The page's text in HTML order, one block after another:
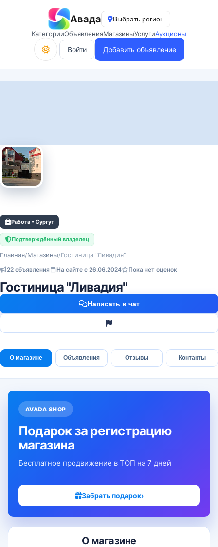
Авада
Выбрать регион
КатегорииОбъявленияМагазиныУслугиАукционы
Войти Добавить объявление
Проверены документы
Работа • Сургут
Подтверждённый владелец
Главная/Магазины/Гостиница "Ливадия"
22 объявления На сайте с 26.06.2024 Пока нет оценок
Гостиница "Ливадия"
Написать в чат
О магазине Объявления Отзывы Контакты
О магазине
AVADA SHOP
Подарок за регистрацию
магазина
Бесплатное продвижение в ТОП на 7 дней
Забрать подарок›